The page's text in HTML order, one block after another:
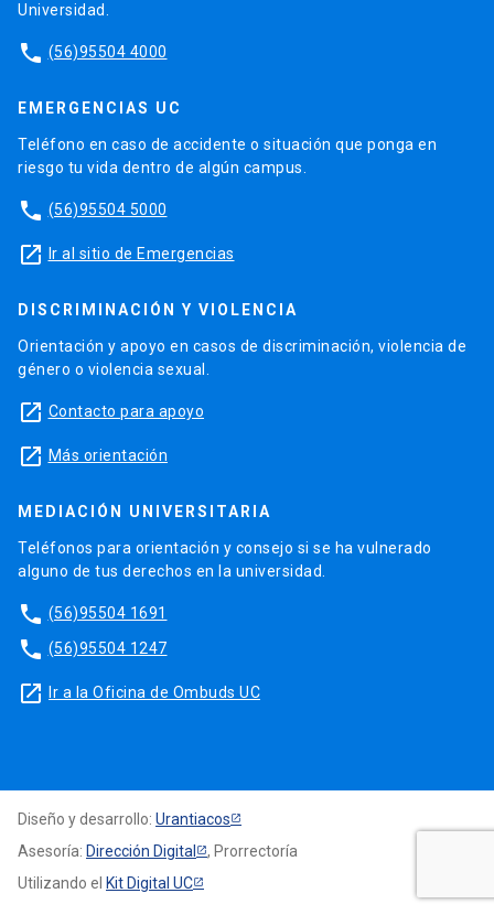
Universidad.
phone (56)95504 4000
EMERGENCIAS UC
Teléfono en caso de accidente o situación que ponga en
riesgo tu vida dentro de algún campus.
phone (56)95504 5000
launch Ir al sitio de Emergencias
DISCRIMINACIÓN Y VIOLENCIA
Orientación y apoyo en casos de discriminación, violencia de
género o violencia sexual.
launch Contacto para apoyo
launch Más orientación
MEDIACIÓN UNIVERSITARIA
Teléfonos para orientación y consejo si se ha vulnerado
alguno de tus derechos en la universidad.
phone (56)95504 1691
phone (56)95504 1247
launch Ir a la Oficina de Ombuds UC
Diseño y desarrollo: Urantiacos
Asesoría: Dirección Digital
, Prorrectoría
Utilizando el Kit Digital UC